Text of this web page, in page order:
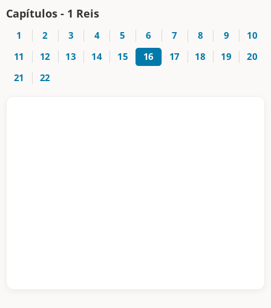
Capítulos - 1 Reis
1 2 3 4 5 6 7 8 9
10
11
12 13 14 15 16 17 18 19
20
21
22